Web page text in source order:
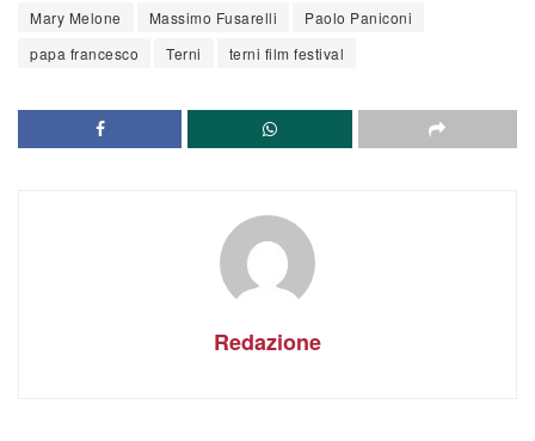
Mary Melone
Massimo Fusarelli
Paolo Paniconi
papa francesco
Terni terni film festival
Redazione